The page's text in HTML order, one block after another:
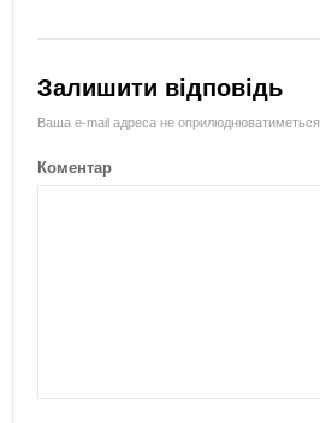
Залишити відповідь
Ваша e-mail адреса не оприлюднюватиметься.
Коментар